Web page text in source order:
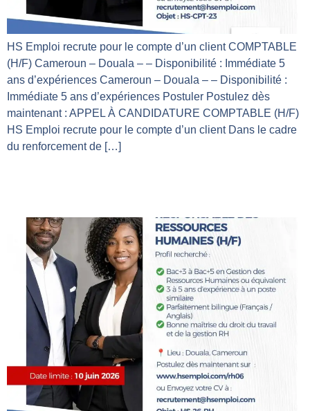
HS Emploi recrute pour le compte d’un client COMPTABLE
(H/F) Cameroun – Douala – – Disponibilité : Immédiate 5
ans d’expériences Cameroun – Douala – – Disponibilité :
Immédiate 5 ans d’expériences Postuler Postulez dès
maintenant : APPEL À CANDIDATURE COMPTABLE (H/F)
HS Emploi recrute pour le compte d’un client Dans le cadre
du renforcement de […]